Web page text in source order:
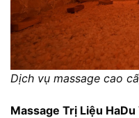
Dịch vụ massage cao
Massage Trị Liệu